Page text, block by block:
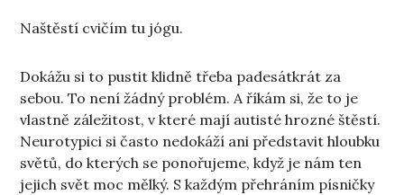
Naštěstí cvičím tu jógu.
Dokážu si to pustit klidně třeba padesátkrát za
sebou. To není žádný problém. A říkám si, že to je
vlastně záležitost, v které mají autisté hrozné štěstí.
Neurotypici si často nedokáží ani představit hloubku
světů, do kterých se ponořujeme, když je nám ten
jejich svět moc mělký. S každým přehráním písničky